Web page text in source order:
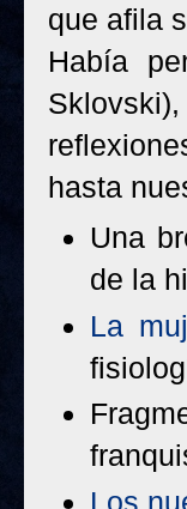
que afila
Había
hasta
Una
de la
La
Los